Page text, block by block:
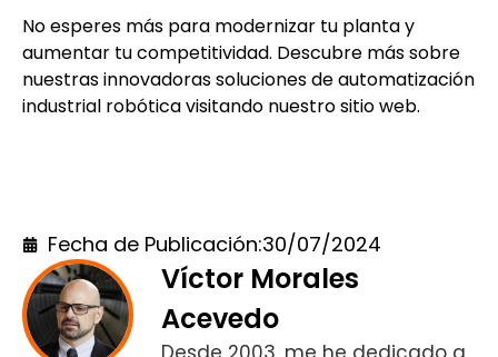
No esperes más para modernizar tu planta y
aumentar tu competitividad. Descubre más sobre
nuestras innovadoras soluciones de automatización
industrial robótica visitando nuestro sitio web.
Fecha de Publicación:30/07/2024
Víctor Morales
Acevedo